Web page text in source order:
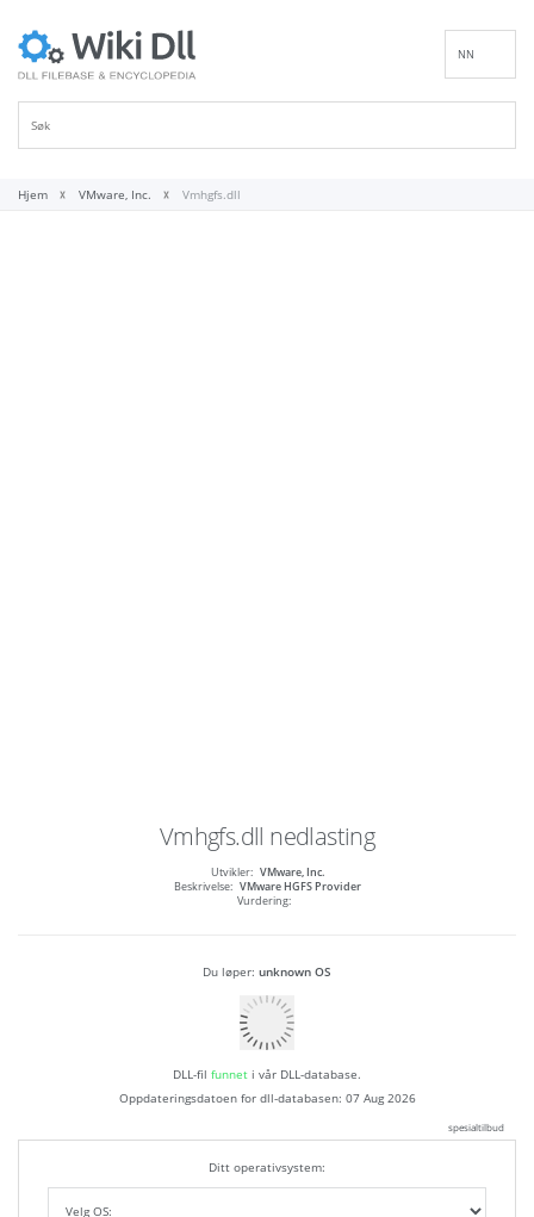
NN
Hjem VMware, Inc. Vmhgfs.dll
Vmhgfs.dll nedlasting
Utvikler: VMware, Inc.
Beskrivelse: VMware HGFS Provider
Vurdering:
Du løper: unknown OS
DLL-fil funnet i vår DLL-database.
Oppdateringsdatoen for dll-databasen: 07 Aug 2026
spesialtilbud
Ditt operativsystem: